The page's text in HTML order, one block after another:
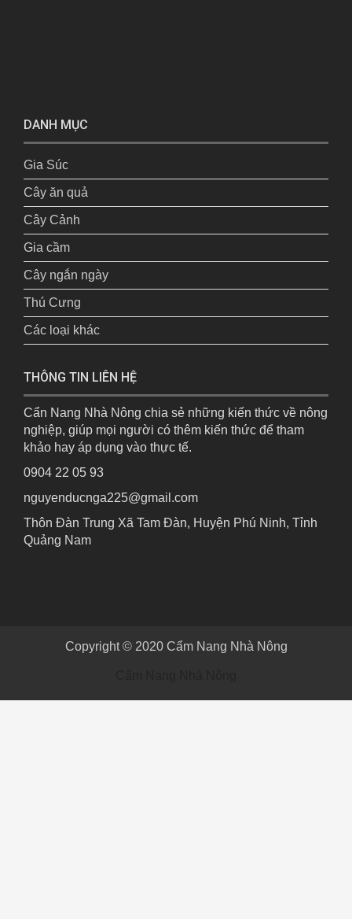
DANH MỤC
Gia Súc
Cây ăn quả
Cây Cảnh
Gia cầm
Cây ngắn ngày
Thú Cưng
Các loại khác
THÔNG TIN LIÊN HỆ
Cẩn Nang Nhà Nông chia sẻ những kiến thức về nông
nghiệp, giúp mọi người có thêm kiến thức để tham
khảo hay áp dụng vào thực tế.
0904 22 05 93
nguyenducnga225@gmail.com
Thôn Đàn Trung Xã Tam Đàn, Huyện Phú Ninh, Tỉnh
Quảng Nam
Copyright © 2020 Cẩm Nang Nhà Nông